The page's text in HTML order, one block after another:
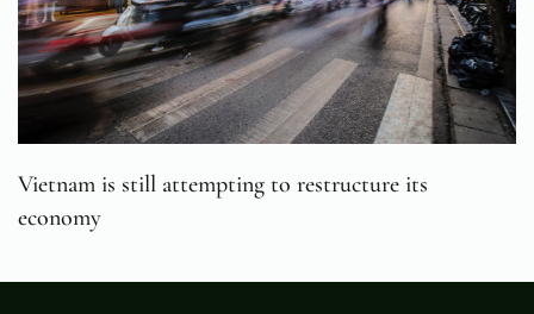
Vietnam is still attempting to restructure its
economy